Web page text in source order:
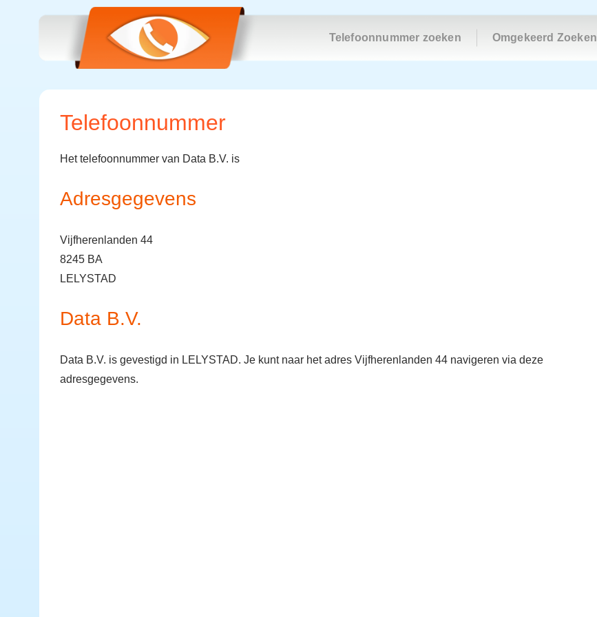
Telefoonnummer zoeken Omgekeerd Zoeken
Telefoonnummer
Het telefoonnummer van Data B.V. is
Adresgegevens
Vijfherenlanden 44
8245 BA
LELYSTAD
Data B.V.
Data B.V. is gevestigd in LELYSTAD. Je kunt naar het adres Vijfherenlanden 44 navigeren via deze
adresgegevens.